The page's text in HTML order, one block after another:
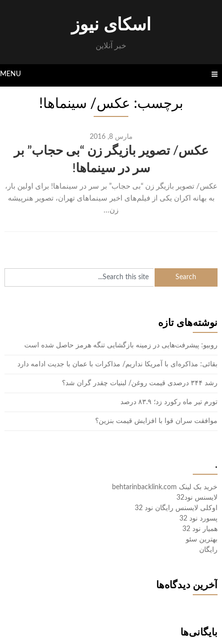
اسکای نیوز
خبر آنلاین
MENU
برچسب: عکس/ سینماها!
مارس 8, 2016
عکس/ تصویر بازیگر زن “بی حجاب” بر
سر در سینماها!
عکس/ تصویر بازیگر زن “بی حجاب” بر سر در سینماها! برای اولین بار،
به بهانه اکران یکی از فیلم‌های اخیر سینماهای تهران، تصویر هنرپیشه
زن...
نوشته‌های تازه
روبیو: پیشرفت‌هایی در زمینه بازگشایی تنگه هرمز حاصل شده است
بقائی: مذاکره‌ای با آمریکا نداریم/ مذاکرات با عمان با جدیت ادامه دارد
رشد ۳۴۴ درصدی قیمت روغن/ لبنیات چقدر گران شد؟
تورم تیر ماه رکورد زد؛ ۸۳.۹ درصد
موافقت سران قوا با افزایش قیمت بنزین؟
.
خرید بک لینک behtarinbacklink.com
لایسنس نود32
اوکلی لایسنس رایگان نود 32
پسورد نود 32
همیار نود 32
بهترین سئو
رایگان
آخرین دیدگاه‌ها
بایگانی‌ها